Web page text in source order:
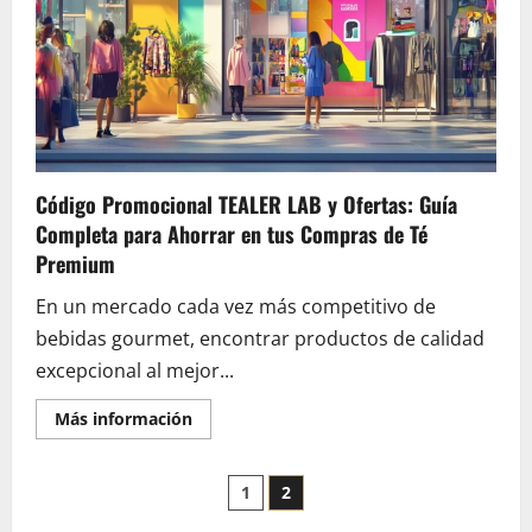
sobre
marca
francesa
y
por
qué
sus
piezas
limitadas
son
de
colección
Código Promocional TEALER LAB y Ofertas: Guía
Completa para Ahorrar en tus Compras de Té
Premium
En un mercado cada vez más competitivo de
bebidas gourmet, encontrar productos de calidad
excepcional al mejor...
Más informaciónEn
savoir
Código
Promocional
TEALERPagination
1 2